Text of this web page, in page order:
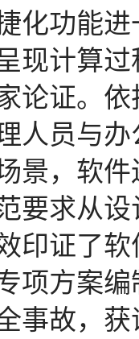
功能进
现计算过
论证。
人员与
景，软
要求从
证了软
项方案
事故，